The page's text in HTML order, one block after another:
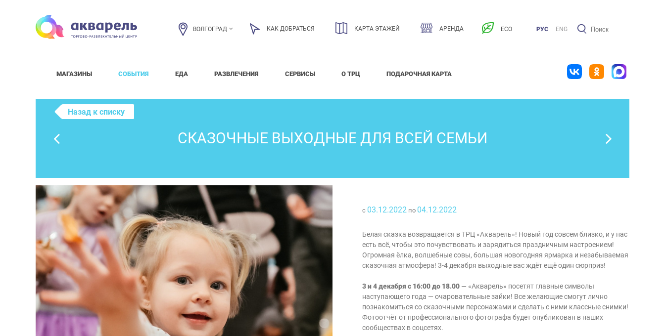
ВОЛГОГРАД КАК ДОБРАТЬСЯ КАРТА ЭТАЖЕЙ АРЕНДА ECO РУС ENG
МАГАЗИНЫ СОБЫТИЯ ЕДА РАЗВЛЕЧЕНИЯ СЕРВИСЫ О ТРЦ ПОДАРОЧНАЯ КАРТА
Назад к списку
СКАЗОЧНЫЕ ВЫХОДНЫЕ ДЛЯ ВСЕЙ СЕМЬИ
с 03.12.2022 по 04.12.2022
Белая сказка возвращается в ТРЦ «Акварель»! Новый год совсем близко, и у нас
есть всё, чтобы это почувствовать и зарядиться праздничным настроением!
Огромная ёлка, волшебные совы, большая новогодняя ярмарка и незабываемая
сказочная атмосфера! 3-4 декабря выходные вас ждёт ещё один сюрприз!
3 и 4 декабря с 16:00 до 18.00 — «Акварель» посетят главные символы
наступающего года — очаровательные зайки! Все желающие смогут лично
познакомиться со сказочными персонажами и сделать с ними классные снимки!
Фотоотчёт от профессионального фотографа будет опубликован в наших
сообществах в соцсетях.